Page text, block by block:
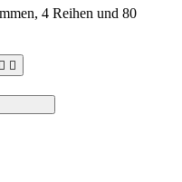
4 Reihen und 80
genagelte A Mano-
kompaktes,
Akkordeon suchen.
 